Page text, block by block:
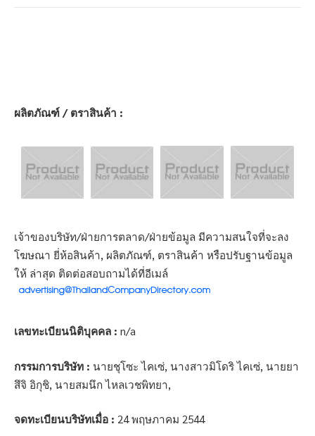
ผลิตภัณฑ์ / ตราสินค้า :
เจ้าของบริษัท/ฝ่ายการตลาด/ฝ่ายข้อมูล มีความสนใจที่จะลง
โฆษณา ยี่ห้อสินค้า, ผลิตภัณฑ์, ตราสินค้า หรือปรับฐานข้อมูล
ให้ ล่าสุด ติดต่อสอบถามได้ที่อีเมล์
เลขทะเบียนนิติบุคคล : n/a
กรรมการบริษัท : นายชุโซะ ไคเซ่, นางสาวมิโดริ ไคเซ่, นายยา
สึจิ อิกุชิ, นายสมนึก ไหลเวชพิทยา,
จดทะเบียนบริษัทเมื่อ : 24 พฤษภาคม 2544